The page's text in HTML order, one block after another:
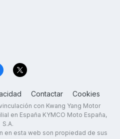
Contactar Cookies
con Kwang Yang Motor
en España KYMCO Moto España,
S.A.
en esta web son propiedad de sus